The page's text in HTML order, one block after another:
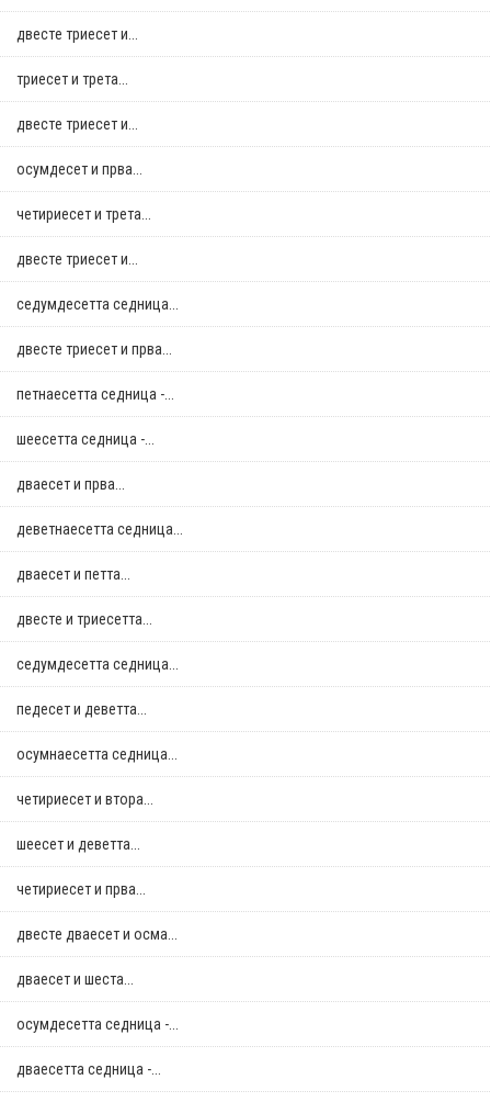
двестe триесет и...
триесет и трета...
двестe триесет и...
осумдесет и прва...
четириесет и трета...
двестe триесет и...
седумдесетта седница...
двестe триесет и прва...
петнаесетта седница -...
шеесетта седница -...
дваесет и прва...
деветнаесетта седница...
дваесет и петта...
двестe и триесетта...
седумдесетта седница...
педесет и деветта...
осумнaесетта седница...
четириесет и втора...
шеесет и деветта...
четириесет и прва...
двестe дваесет и осма...
дваесет и шеста...
осумдесетта седница -...
дваесетта седница -...